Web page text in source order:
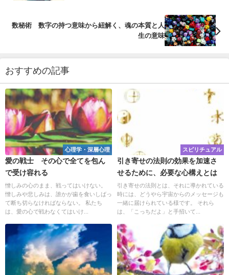
数秘術 数字の持つ意味から紐解く、魂の本質と人
生の意味
おすすめの記事
心理学・深層心理
愛の戦士 その心で全てを包ん
で受け容れる
憎しみの心のまま、戦ってはいけない。
憎しみや悲しみは、誰かが歯を食いしばっ
て断ち切らなければならない。 私たち
は、愛の心で戦わなくてはいけ...
スピリチュアル
引き寄せの法則の効果を加速さ
せるために、必要な心構えとは
引き寄せの法則とは、それに導かれている
時には、どうやら宇宙からのメッセージも
一緒に届けられている様です。 それら
は、「こっちだよ」と手招いて...